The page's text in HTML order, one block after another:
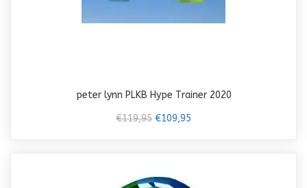
peter lynn PLKB Hype Trainer 2020
€119,95 €109,95